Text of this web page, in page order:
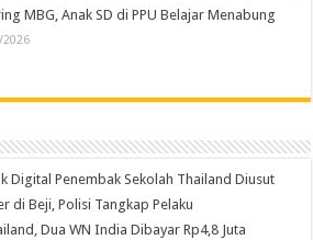
MBG, Anak SD di PPU Belajar Menabung
2026
Digital Penembak Sekolah Thailand Diusut
di Beji, Polisi Tangkap Pelaku
Dua WN India Dibayar Rp4,8 Juta